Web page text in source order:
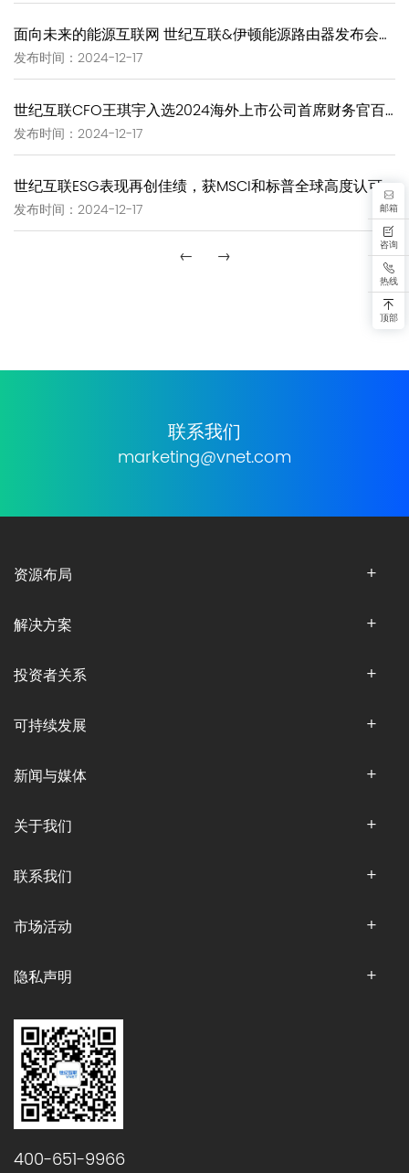
发布时间：2024-12-17
发布时间：2024-12-17
世纪互联ESG表现再创佳绩，获MSCI和标普全球高度认可
发布时间：2024-12-17
← →
联系我们
marketing@vnet.com
邮箱
咨询
热线
顶部
资源布局
解决方案
投资者关系
可持续发展
新闻与媒体
关于我们
联系我们
市场活动
隐私声明
400-651-9966